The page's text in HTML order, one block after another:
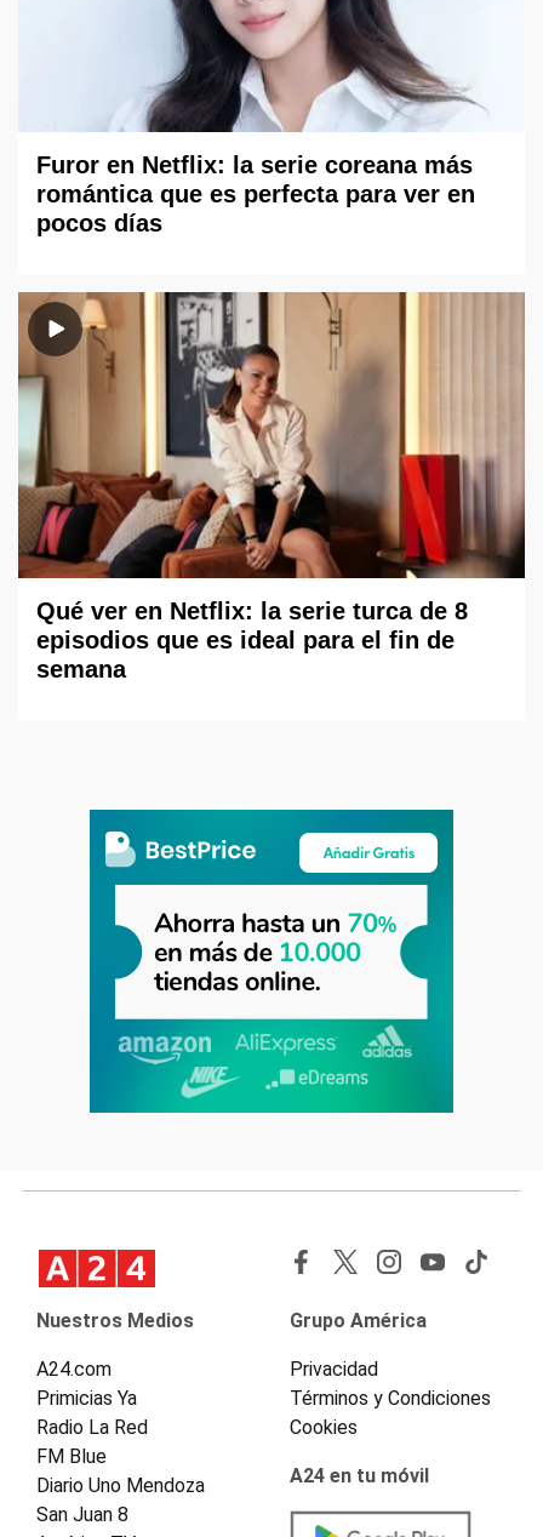
Furor en Netflix: la serie coreana más
romántica que es perfecta para ver en
pocos días
Qué ver en Netflix: la serie turca de 8
episodios que es ideal para el fin de
semana
Nuestros Medios
A24.com
Primicias Ya
Radio La Red
FM Blue
Diario Uno Mendoza
San Juan 8
Grupo América
Privacidad
Términos y Condiciones
Cookies
A24 en tu móvil